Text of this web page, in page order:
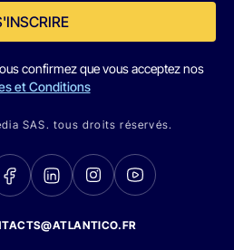
confirmez que vous acceptez nos
et Conditions
SAS. tous droits réservés.